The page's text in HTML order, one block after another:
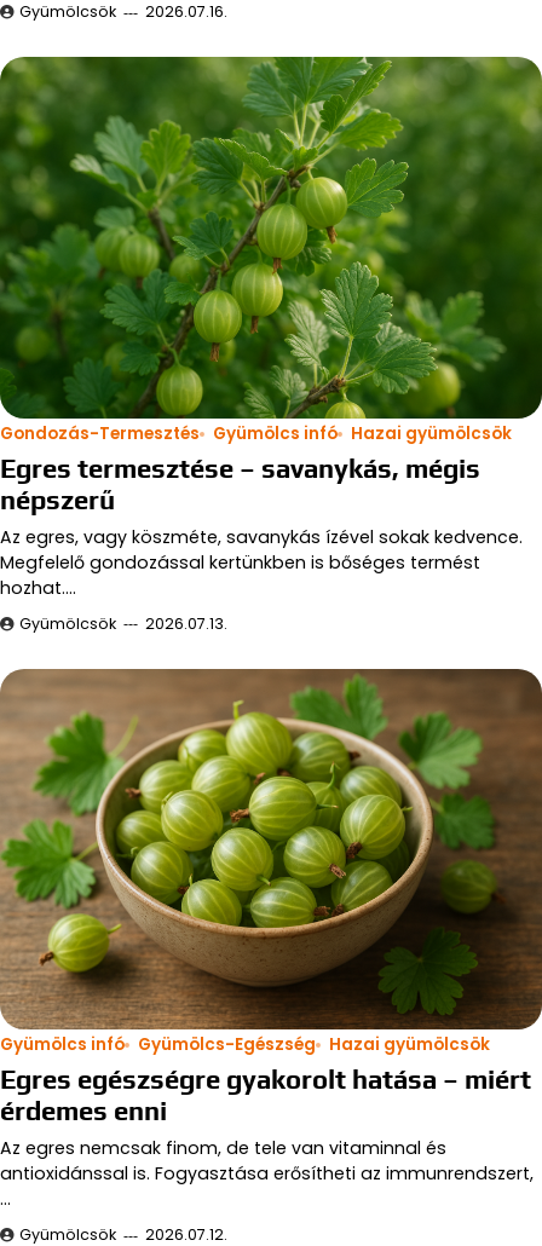
Gyümölcsök 2026.07.16.
Gondozás-Termesztés Gyümölcs infó Hazai gyümölcsök
Egres termesztése – savanykás, mégis
népszerű
Az egres, vagy köszméte, savanykás ízével sokak kedvence.
Megfelelő gondozással kertünkben is bőséges termést
hozhat.…
Gyümölcsök 2026.07.13.
Gyümölcs infó Gyümölcs-Egészség Hazai gyümölcsök
Egres egészségre gyakorolt hatása – miért
érdemes enni
Az egres nemcsak finom, de tele van vitaminnal és
antioxidánssal is. Fogyasztása erősítheti az immunrendszert,
…
Gyümölcsök 2026.07.12.